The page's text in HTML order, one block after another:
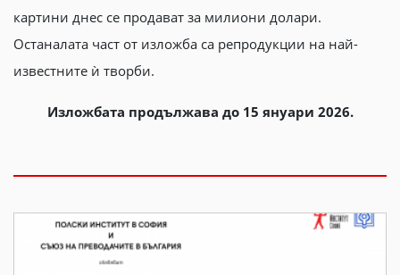
картини днес се продават за милиони долари.
Останалата част от изложба са репродукции на най-
известните ѝ творби.
Изложбата продължава до 15 януари 2026.